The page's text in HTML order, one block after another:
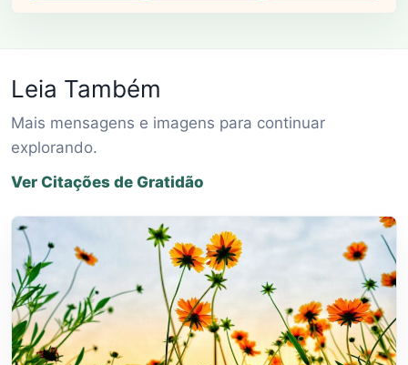
Leia Também
Mais mensagens e imagens para continuar
explorando.
Ver Citações de Gratidão